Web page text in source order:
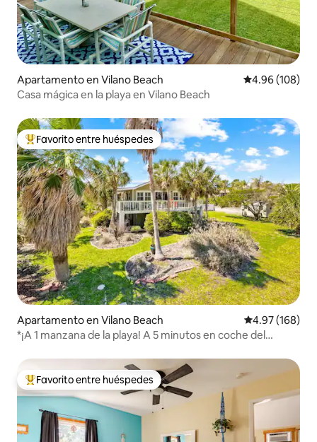
Apartamento en Vilano Beach Calificación
4.96 (108)
Casa mágica en la playa en Vilano Beach
Favorito entre huéspedes preferido
Favorito entre huéspedes
Apartamento en Vilano Beach Calificación
4.97 (168)
*¡A 1 manzana de la playa! A 5 minutos en coche del
Favorito entre huéspedes preferido
Favorito entre huéspedes